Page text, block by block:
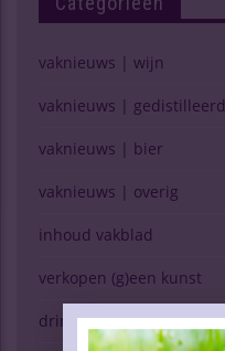
vaknieuws | wijn
vaknieuws | gedistilleerd
vaknieuws | bier
vaknieuws | overig
inhoud vakblad
verkopen (g)een kunst
drinken & gezondheid